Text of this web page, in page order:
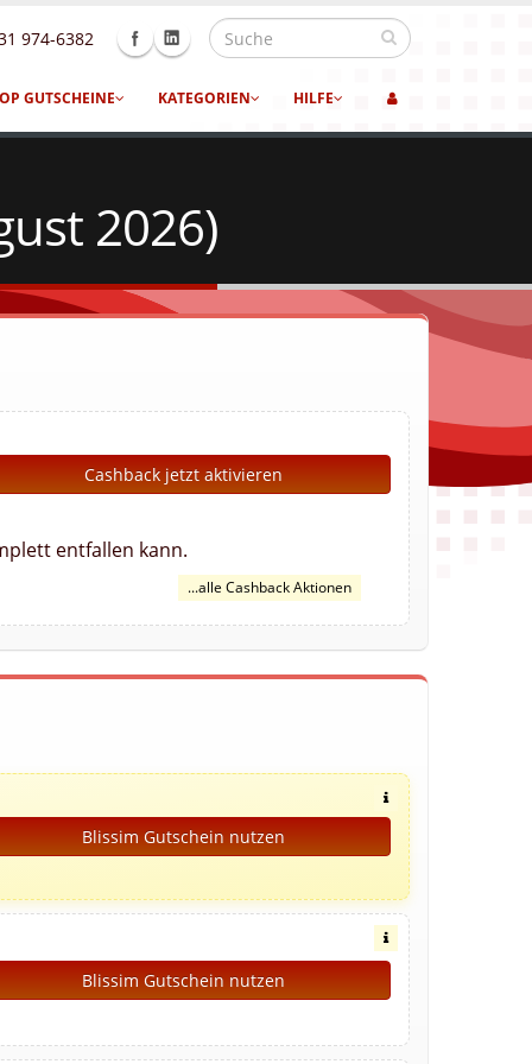
974-6382
GUTSCHEINE KATEGORIEN HILFE
2026)
Cashback jetzt aktivieren
entfallen kann.
...alle Cashback Aktionen
Blissim Gutschein nutzen
Blissim Gutschein nutzen